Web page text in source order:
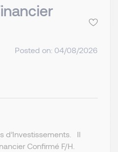
Posted on: 04/08/2026
d’Investissements. Il
Confirmé F/H.